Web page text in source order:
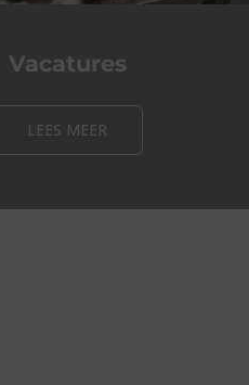
Vacatures
LEES MEER